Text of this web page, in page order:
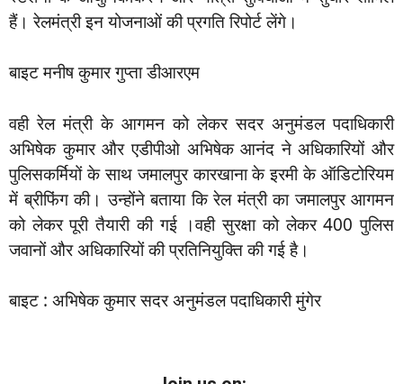
हैं। रेलमंत्री इन योजनाओं की प्रगति रिपोर्ट लेंगे।
बाइट मनीष कुमार गुप्ता डीआरएम
वही रेल मंत्री के आगमन को लेकर सदर अनुमंडल पदाधिकारी
अभिषेक कुमार और एडीपीओ अभिषेक आनंद ने अधिकारियों और
पुलिसकर्मियों के साथ जमालपुर कारखाना के इरमी के ऑडिटोरियम
में ब्रीफिंग की। उन्होंने बताया कि रेल मंत्री का जमालपुर आगमन
को लेकर पूरी तैयारी की गई ।वही सुरक्षा को लेकर 400 पुलिस
जवानों और अधिकारियों की प्रतिनियुक्ति की गई है।
बाइट : अभिषेक कुमार सदर अनुमंडल पदाधिकारी मुंगेर